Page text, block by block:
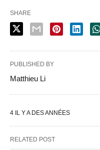
SHARE
PUBLISHED BY
Matthieu Li
4 IL Y A DES ANNÉES
RELATED POST